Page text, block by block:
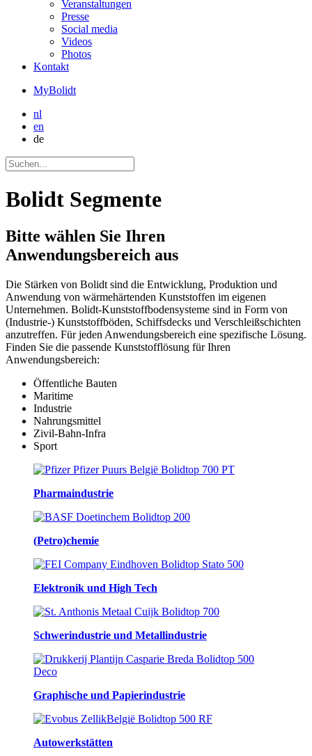
Veranstaltungen
Presse
Social media
Videos
Photos
Kontakt
MyBolidt
nl
en
de
Bolidt Segmente
Bitte wählen Sie Ihren
Anwendungsbereich aus
Die Stärken von Bolidt sind die Entwicklung, Produktion und
Anwendung von wärmehärtenden Kunststoffen im eigenen
Unternehmen. Bolidt-Kunststoffbodensysteme sind in Form von
(Industrie-) Kunststoffböden, Schiffsdecks und Verschleißschichten
anzutreffen. Für jeden Anwendungsbereich eine spezifische Lösung.
Finden Sie die passende Kunststofflösung für Ihren
Anwendungsbereich:
Öffentliche Bauten
Maritime
Industrie
Nahrungsmittel
Zivil-Bahn-Infra
Sport
Pharmaindustrie
(Petro)chemie
Elektronik und High Tech
Schwerindustrie und Metallindustrie
Graphische und Papierindustrie
Autowerkstätten